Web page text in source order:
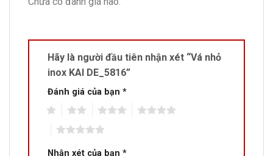
Hãy là người đầu tiên nhận xét “Vá nhỏ
inox KAI DE_5816”
Đánh giá của bạn *
Nhận xét của bạn *